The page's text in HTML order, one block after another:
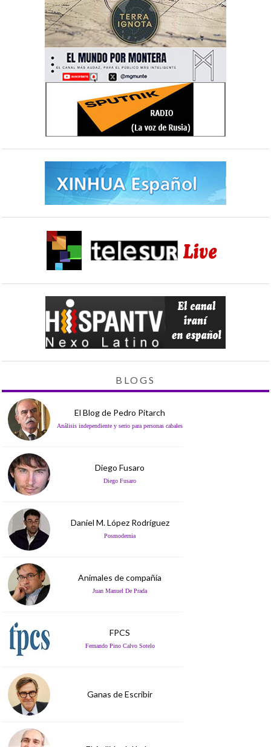
BLOGS
El Blog de Pedro Pitarch
Análisis independiente y serio para personas cabales
Diego Fusaro
Diego Fusaro
Daniel M. López Rodríguez
Posmodernia
Animales de compañía
Juan Manuel De Prada
FPCS
Fernando Pino Calvo Sotelo
Ganas de Escribir